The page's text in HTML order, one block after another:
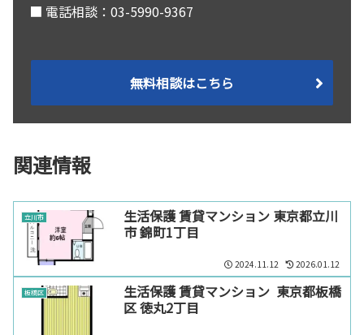
■ 電話相談：03-5990-9367
無料相談はこちら
関連情報
立川市
生活保護 賃貸マンション 東京都立川
市 錦町1丁目
2024.11.12 2026.01.12
板橋区
生活保護 賃貸マンション 東京都板橋
区 徳丸2丁目